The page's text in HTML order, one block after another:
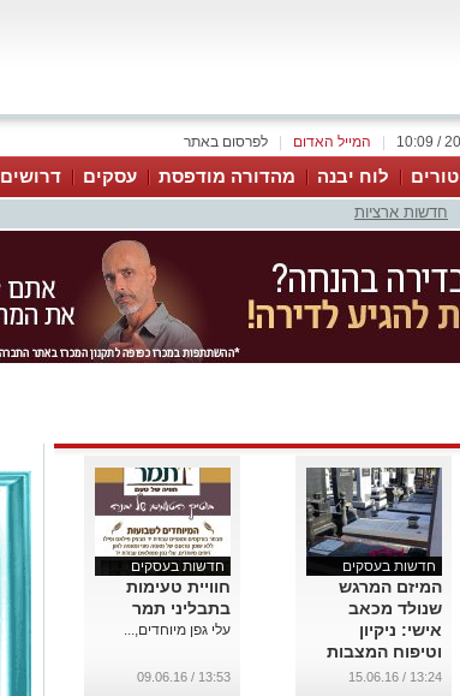
לפרסום באתר המייל האדום
טורים לוח יבנה מהדורה מודפסת עסקים דרושים
חדשות ארציות
חדשות בעסקים
המיזם המרגש
שנולד מכאב
אישי: ניקיון
וטיפוח המצבות
של היקרים לכם
13:24 / 15.06.16
חדשות בעסקים
חוויית טעימות
בתבליני תמר
עלי גפן מיוחדים,...
13:53 / 09.06.16